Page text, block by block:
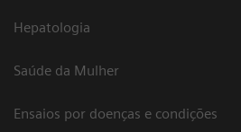
Hepatologia
Saúde da Mulher
Ensaios por doenças e condições